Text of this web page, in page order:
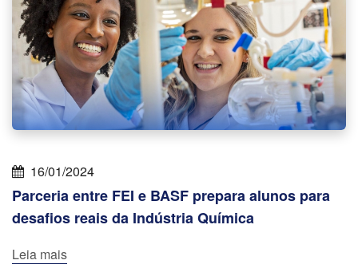
16/01/2024
Parceria entre FEI e BASF prepara alunos para
desafios reais da Indústria Química
Leia mais